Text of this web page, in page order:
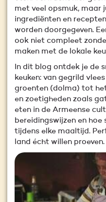
met veel opsmuk, maar
ingrediënten en
worden doorgegeven.
ook niet compleet
maken met de lokale
In dit blog ontdek je de
keuken: van gegrild
groenten (dolma) tot
en zoetigheden zoals
eten in de Armeense
bereidingswijzen en
tijdens elke maaltijd.
land écht willen proeven.